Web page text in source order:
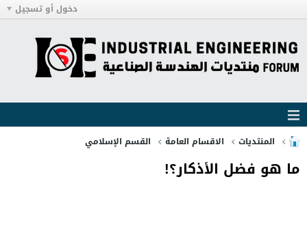
دخول أو تسجيل
المنتديات الاقسام العامة القسم الإسلامي
ما هو فضل الأذكار؟!